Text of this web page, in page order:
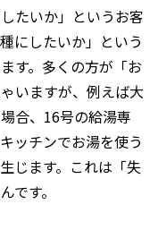
たいか」というお客
にしたいか」という
す。多くの方が「お
いますが、例えば大
合、16号の給湯専
ッチンでお湯を使う
じます。これは「失
です。